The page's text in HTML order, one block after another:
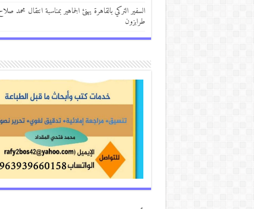
السفير التركي بالقاهرة يهنئ الجماهير بمناسبة انتقال محمد
طرابزون